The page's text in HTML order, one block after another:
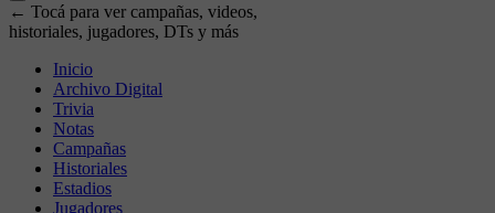
← Tocá para ver campañas, videos,
historiales, jugadores, DTs y más
Inicio
Archivo Digital
Trivia
Notas
Campañas
Historiales
Estadios
Jugadores